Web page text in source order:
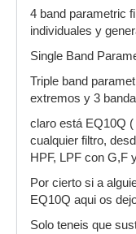
4 band parametric
individuales y
Single Band
Triple band
extremos y 3
claro está EQ10Q
cualquier filtro,
HPF, LPF con G,F
Por cierto si a
EQ10Q aqui os
Solo teneis que